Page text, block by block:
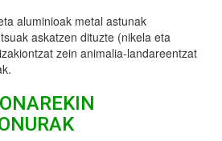
aluminioak metal astunak
askatzen dituzte (nikela eta
zein animalia-landareentzat